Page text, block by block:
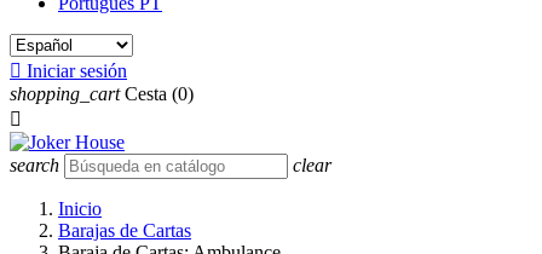
 Iniciar sesión
shopping_cart Cesta (0)

search clear
Inicio
Barajas de Cartas